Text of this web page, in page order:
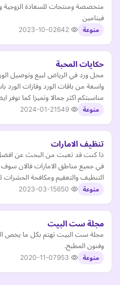
متخصصة ومنتجات للسعادة
فيتامين
منوعة 2023-10-02
حكايات المحبة
محل ورد في الرياض لبيع وتوصيل
واسعة من باقات الورد وفازات الورد
مناسبتكم اكثر جمالا وتميزا كما
منوعة 2024-01-21
تنظيف الامارات
ذا كنت قد تعبت من البحث عن افضل
في جميع مناطق الامارات فالان
التنظيف والتعقيم ومكافحة الحشرات
منوعة 2023-03-15
مجلة ست البيت
مجلة ست البيت تهتم بكل ما يخص
وفنون المطبخ.
منوعة 2020-11-07